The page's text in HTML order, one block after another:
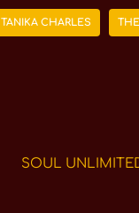
TANIKA CHARLES
SOUL